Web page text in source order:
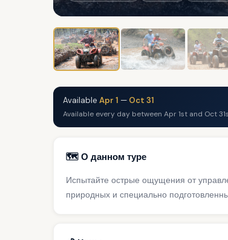
Available Apr 1 — Oct 31
Available every day between Apr 1st and Oct
🗺️ О данном туре
Испытайте острые ощущения от
природных и специально